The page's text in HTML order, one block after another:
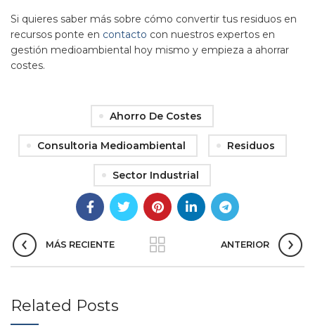
Si quieres saber más sobre cómo convertir tus residuos en
recursos ponte en contacto con nuestros expertos en
gestión medioambiental hoy mismo y empieza a ahorrar
costes.
Ahorro De Costes
Consultoria Medioambiental Residuos
Sector Industrial
MÁS RECIENTE ANTERIOR
Related Posts